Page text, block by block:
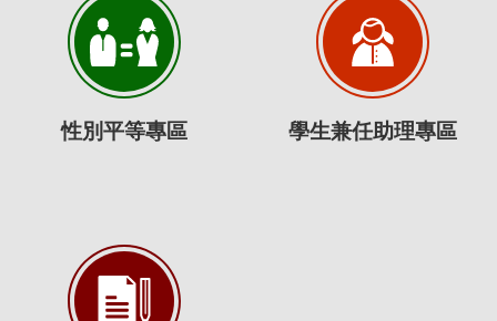
性別平等專區 學生兼任助理專區